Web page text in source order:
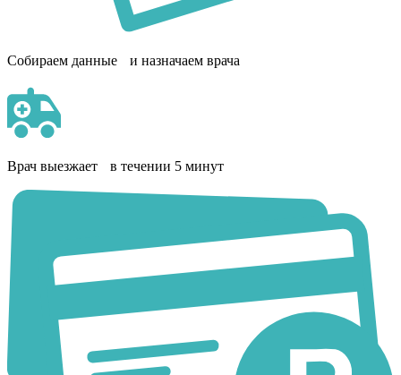
Собираем данные и назначаем врача
Врач выезжает в течении 5 минут